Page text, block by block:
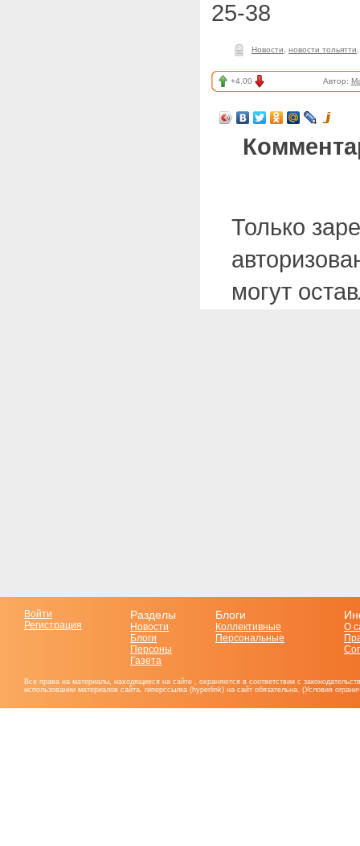
25-38
Новости новости тольятти
+4.00 Автор:
Только
могут
Войти
Регистрация
Разделы
Новости
Блоги
Персоны
Газета
Блоги
Коллективные
Персональные
О
Все права на материалы, находящиеся на сайте , охраняются в соответствии с
использовании материалов сайта, гиперссылка (hyperlink) на сайт обязательна. (Условия